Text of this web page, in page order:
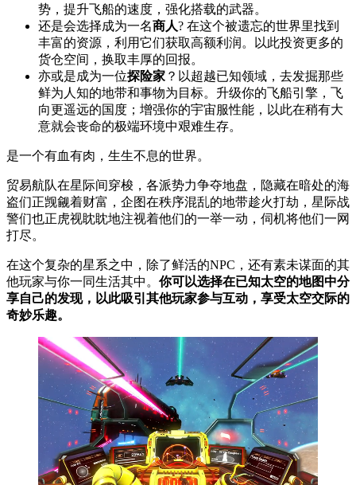
势，提升飞船的速度，强化搭载的武器。
还是会选择成为一名商人? 在这个被遗忘的世界里找到
丰富的资源，利用它们获取高额利润。以此投资更多的
货仓空间，换取丰厚的回报。
亦或是成为一位探险家 ？以超越已知领域，去发掘那些
鲜为人知的地带和事物为目标。升级你的飞船引擎，飞
向更遥远的国度；增强你的宇宙服性能，以此在稍有大
意就会丧命的极端环境中艰难生存。
是一个有血有肉，生生不息的世界。
贸易航队在星际间穿梭，各派势力争夺地盘，隐藏在暗处的海
盗们正觊觎着财富，企图在秩序混乱的地带趁火打劫，星际战
警们也正虎视眈眈地注视着他们的一举一动，伺机将他们一网
打尽。
在这个复杂的星系之中，除了鲜活的NPC，还有素未谋面的其
他玩家与你一同生活其中。 你可以选择在已知太空的地图中分
享自己的发现，以此吸引其他玩家参与互动，享受太空交际的
奇妙乐趣。